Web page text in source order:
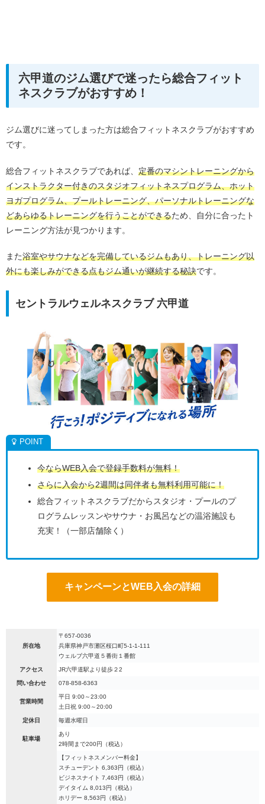
六甲道のジム選びで迷ったら総合フィット
ネスクラブがおすすめ！
ジム選びに迷ってしまった方は総合フィットネスクラブがおすすめ
です。
総合フィットネスクラブであれば、 定番のマシントレーニングから
インストラクター付きのスタジオフィットネスプログラム、ホット
ヨガプログラム、プールトレーニング、パーソナルトレーニングな
どあらゆるトレーニングを行うことができるため、自分に合ったト
レーニング方法が見つかります。
また浴室やサウナなどを完備しているジムもあり、トレーニング以
外にも楽しみができる点もジム通いが継続する秘訣です。
セントラルウェルネスクラブ 六甲道
今ならWEB入会で登録手数料が無料！
さらに入会から2週間は同伴者も無料利用可能に！
総合フィットネスクラブだからスタジオ・プールのプ
ログラムレッスンやサウナ・お風呂などの温浴施設も
充実！（一部店舗除く）
キャンペーンとWEB入会の詳細
所在地
〒657-0036
兵庫県神戸市灘区桜口町5-1-1-111
ウェルブ六甲道５番街１番館
アクセス JR六甲道駅より徒歩２2
問い合わせ 078-858-6363
営業時間
平日 9:00～23:00
土日祝 9:00～20:00
定休日 毎週水曜日
駐車場
あり
2時間まで200円（税込）
【フィットネスメンバー料金】
スチューデント 6,363円（税込）
ビジネスナイト 7,463円（税込）
デイタイム 8,013円（税込）
ホリデー 8,563円（税込）